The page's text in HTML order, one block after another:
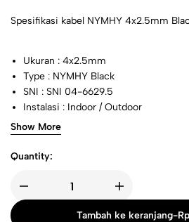
Spesifikasi kabel NYMHY 4x2.5mm
Ukuran : 4x2.5mm
Type : NYMHY Black
SNI : SNI 04-6629.5
Instalasi : Indoor / Outdoor
Tegangan : 300 / 500 Volt
Show More
Quantity:
Tambah ke keranjang-Rp